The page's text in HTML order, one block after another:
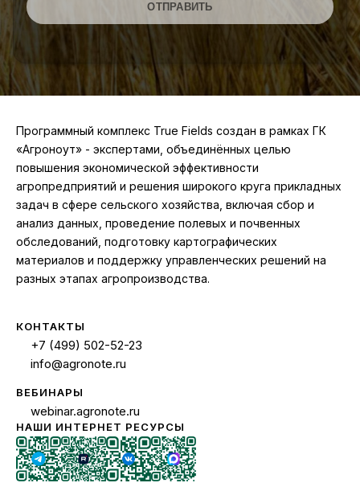
ОТПРАВИТЬ
Программный комплекс True Fields создан в рамках ГК
«Агроноут» - экспертами, объединённых целью
повышения экономической эффективности
агропредприятий и решения широкого круга прикладных
задач в сфере сельского хозяйства, включая сбор и
анализ данных, проведение полевых и почвенных
обследований, подготовку картографических
материалов и поддержку управленческих решений на
разных этапах агропроизводства.
КОНТАКТЫ
+7 (499) 502-52-23
info@agronote.ru
ВЕБИНАРЫ
webinar.agronote.ru
НАШИ ИНТЕРНЕТ РЕСУРСЫ